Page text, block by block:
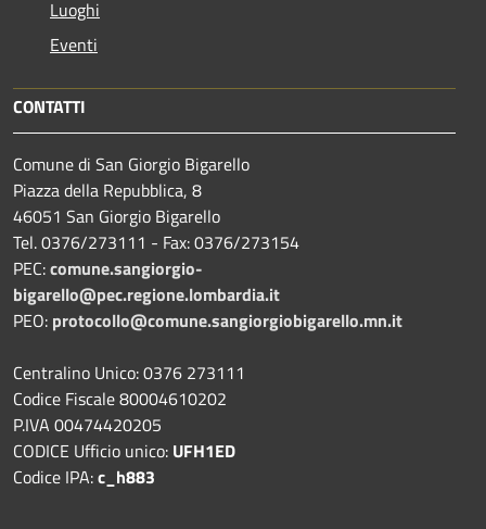
Luoghi
Eventi
CONTATTI
Comune di San Giorgio Bigarello
Piazza della Repubblica, 8
46051 San Giorgio Bigarello
Tel. 0376/273111 - Fax: 0376/273154
PEC:comune.sangiorgio-
bigarello@pec.regione.lombardia.it
PEO: protocollo@comune.sangiorgiobigarello.mn.it
Centralino Unico: 0376 273111
Codice Fiscale 80004610202
P.IVA 00474420205
CODICE Ufficio unico: UFH1ED
Codice IPA:c_h883